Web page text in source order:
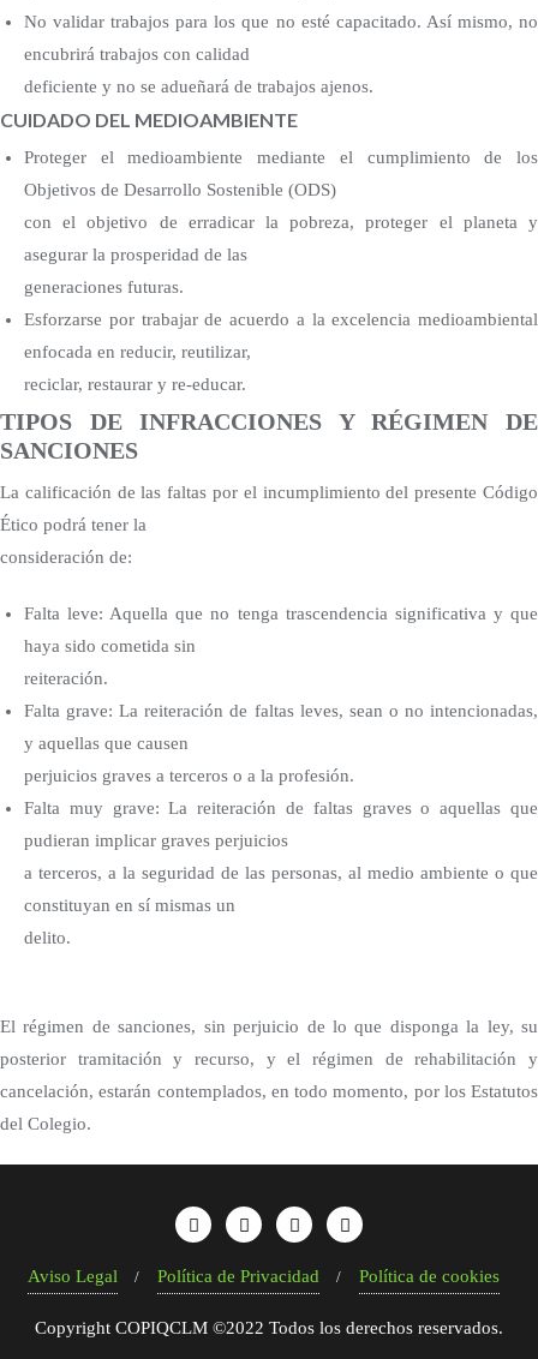
No validar trabajos para los que no esté capacitado. Así mismo, no
encubrirá trabajos con calidad
deficiente y no se adueñará de trabajos ajenos.
CUIDADO DEL MEDIOAMBIENTE
Proteger el medioambiente mediante el cumplimiento de los
Objetivos de Desarrollo Sostenible (ODS)
con el objetivo de erradicar la pobreza, proteger el planeta y
asegurar la prosperidad de las
generaciones futuras.
Esforzarse por trabajar de acuerdo a la excelencia medioambiental
enfocada en reducir, reutilizar,
reciclar, restaurar y re-educar.
TIPOS DE INFRACCIONES Y RÉGIMEN DE
SANCIONES
La calificación de las faltas por el incumplimiento del presente Código
Ético podrá tener la
consideración de:
Falta leve: Aquella que no tenga trascendencia significativa y que
haya sido cometida sin
reiteración.
Falta grave: La reiteración de faltas leves, sean o no intencionadas,
y aquellas que causen
perjuicios graves a terceros o a la profesión.
Falta muy grave: La reiteración de faltas graves o aquellas que
pudieran implicar graves perjuicios
a terceros, a la seguridad de las personas, al medio ambiente o que
constituyan en sí mismas un
delito.
El régimen de sanciones, sin perjuicio de lo que disponga la ley, su
posterior tramitación y recurso, y el régimen de rehabilitación y
cancelación, estarán contemplados, en todo momento, por los Estatutos
del Colegio.
Aviso Legal Política de Privacidad Política de cookies
Copyright COPIQCLM ©2022 Todos los derechos reservados.